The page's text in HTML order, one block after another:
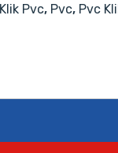
Klik Pvc, Pvc, Pvc